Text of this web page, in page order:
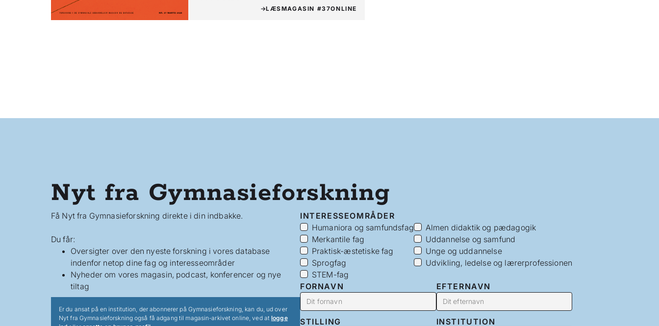
LÆSMAGASIN #37ONLINE
Nyt fra Gymnasieforskning
Få Nyt fra Gymnasieforskning direkte i din indbakke.
Du får:
Oversigter over den nyeste forskning i vores database
indenfor netop dine fag og interesseområder
Nyheder om vores magasin, podcast, konferencer og nye
tiltag
Er du ansat på en institution, der abonnerer på Gymnasieforskning, kan du, ud over
Nyt fra Gymnasieforskning også få adgang til magasin-arkivet online, ved atlogge
INTERESSEOMRÅDER
Humaniora og samfundsfag
Merkantile fag
Praktisk-æstetiske fag
Sprogfag
STEM-fag
Almen didaktik og pædagogik
Uddannelse og samfund
Unge og uddannelse
Udvikling, ledelse og lærerprofessionen
FORNAVN EFTERNAVN
STILLING INSTITUTION